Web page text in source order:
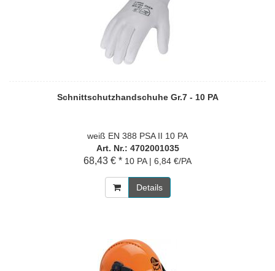
Schnittschutzhandschuhe Gr.7 - 10 PA
weiß EN 388 PSA II 10 PA
Art. Nr.: 4702001035
68,43 € * 10 PA | 6,84 €/PA
Details